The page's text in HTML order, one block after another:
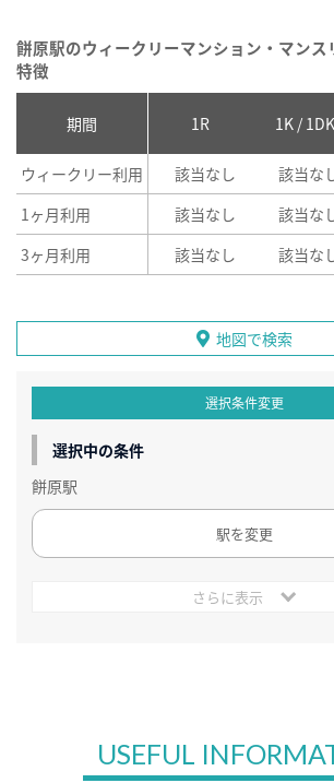
餅原駅のウィークリーマンション・マンス
特徴
期間 1R 1K / 1DK
ウィークリー利用 該当なし 該当な
1ヶ月利用
該当なし 該当な
3ヶ月利用
該当なし 該当な
地図で検索
選択条件変更
選択中の条件
餅原駅
駅を変更
さらに表示
USEFUL